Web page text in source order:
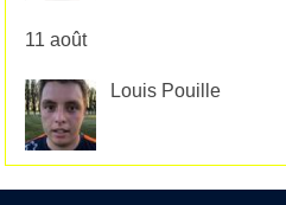
11 août
Louis Pouille